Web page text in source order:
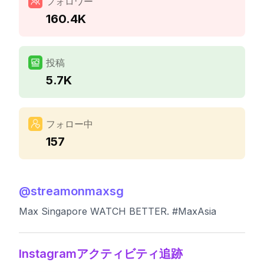
160.4K
投稿
5.7K
フォロー中
157
@streamonmaxsg
Max Singapore WATCH BETTER. #MaxAsia
Instagramアクティビティ追跡